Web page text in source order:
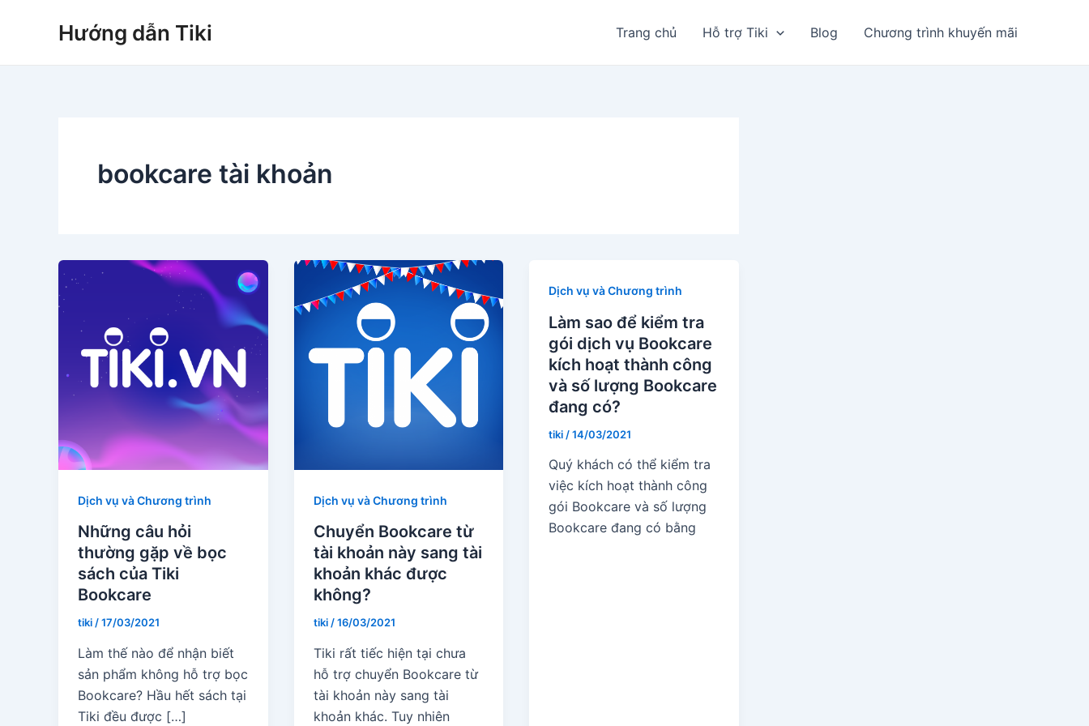
Hướng dẫn Tiki Trang chủ Hỗ trợ Tiki Blog Chương trình khuyến mãi
bookcare tài khoản
Dịch vụ và Chương trình
Những câu hỏi
thường gặp về bọc
sách của Tiki
Bookcare
tiki/17/03/2021
Làm thế nào để nhận biết
sản phẩm không hỗ trợ bọc
Bookcare? Hầu hết sách tại
Tiki đều được […]
Dịch vụ và Chương trình
Chuyển Bookcare từ
tài khoản này sang tài
khoản khác được
không?
tiki/16/03/2021
Tiki rất tiếc hiện tại chưa
hỗ trợ chuyển Bookcare từ
tài khoản này sang tài
khoản khác. Tuy nhiên
Dịch vụ và Chương trình
Làm sao để kiểm tra
gói dịch vụ Bookcare
kích hoạt thành công
và số lượng Bookcare
đang có?
tiki /14/03/2021
Quý khách có thể kiểm tra
việc kích hoạt thành công
gói Bookcare và số lượng
Bookcare đang có bằng